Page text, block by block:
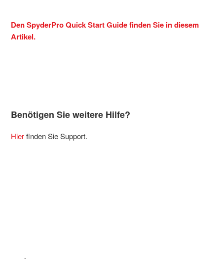
Den SpyderPro Quick Start Guide finden Sie in diesem
Artikel.
Benötigen Sie weitere Hilfe?
Hierfinden Sie Support.